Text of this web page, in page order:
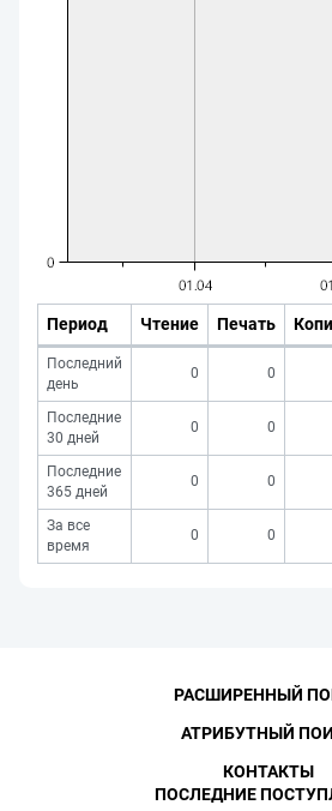
Период Чтение Печать
Последний
день
0 0
Последние
30 дней
0 0
Последние
365 дней
0 0
За все
время
0 0
РАСШИРЕННЫЙ
АТРИБУТНЫЙ
КОНТАКТЫ
ПОСЛЕДНИЕ